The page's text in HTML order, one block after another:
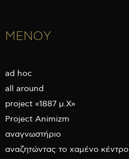
ΜΕΝΟΥ
ad hoc
all around
project «1887 μ.Χ»
Project Animizm
αναγνωστήριο
αναζητώντας το χαμένο κέντρο